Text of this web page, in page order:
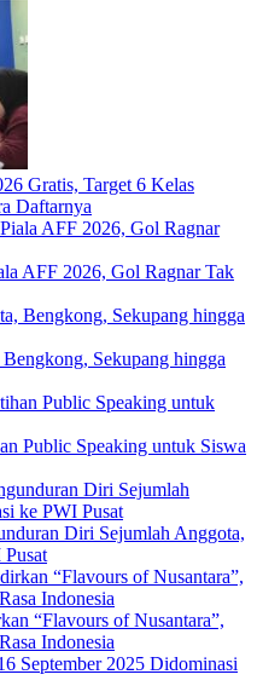
Gratis, Target 6 Kelas
Daftarnya
AFF 2026, Gol Ragnar Tak
Sekupang hingga
Public Speaking untuk Siswa
Diri Sejumlah Anggota,
“Flavours of Nusantara”,
Indonesia